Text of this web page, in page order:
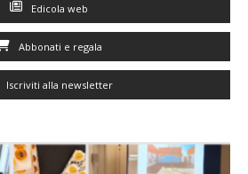
Edicola web
Abbonati e regala
Iscriviti alla newsletter